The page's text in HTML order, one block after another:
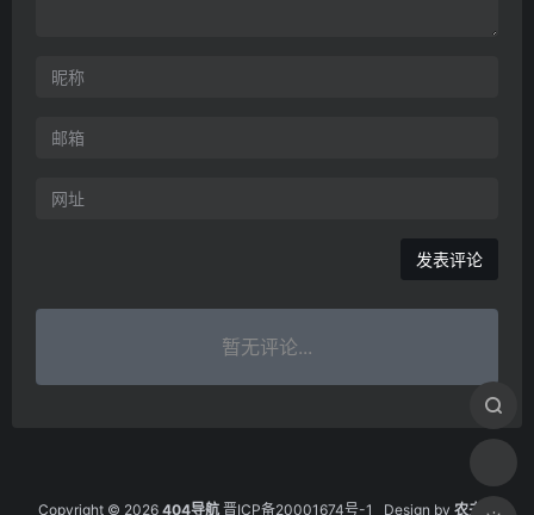
暂无评论...
Copyright © 2026 404导航 晋ICP备20001674号-1 Design by 农夫的